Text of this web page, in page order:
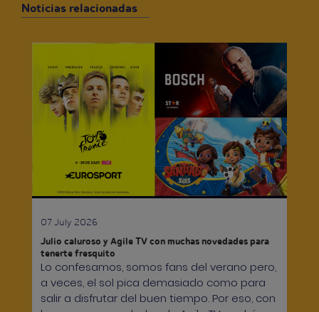
Noticias relacionadas
07 July 2026
Julio caluroso y Agile TV con muchas novedades para
tenerte fresquito
Lo confesamos, somos fans del verano pero,
a veces, el sol pica demasiado como para
salir a disfrutar del buen tiempo. Por eso, con